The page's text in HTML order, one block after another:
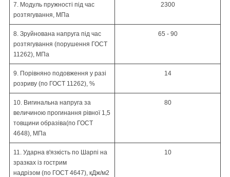
7. Модуль пружності під час
розтягування, МПа
2300
8. Зруйнована напруга під час
розтягування (порушення ГОСТ
11262), МПа
65 - 90
9. Порівняно подовження у разі
розриву (по ГОСТ 11262) , %
14
10. Вигинальна напруга за
величиною прогинаннярівної 1,5
товщини образіва(по ГОСТ
4648) , МПа
80
11. Ударна в'язкість по Шарпі на
зразках із гострим
надрізом(по ГОСТ 4647) , кДж/м2
10